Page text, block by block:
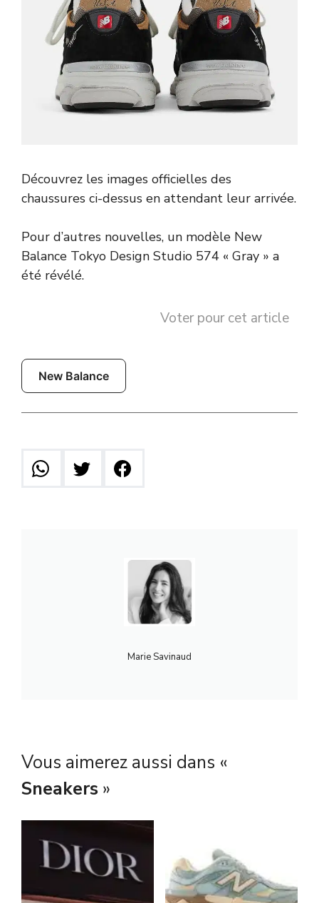
Découvrez les images officielles des
chaussures ci-dessus en attendant leur arrivée.
Pour d’autres nouvelles, un modèle New
Balance Tokyo Design Studio 574 « Gray » a
été révélé.
Voter pour cet article
New Balance
Marie Savinaud
Vous aimerez aussi dans «
Sneakers »